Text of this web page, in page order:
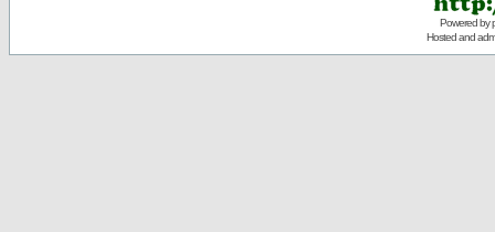
Powered by
Hosted and